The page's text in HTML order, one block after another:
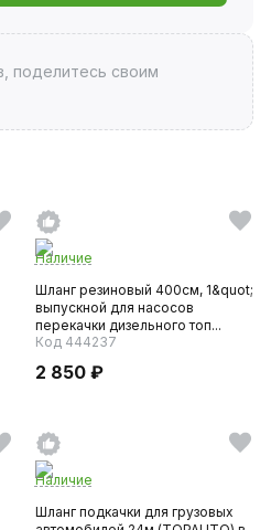
поделитесь своим
Наличие
Шланг резиновый 400см, 1&quot;
выпускной для насосов
перекачки дизельного топ...
Код 444237
2 850 ₽
Наличие
Шланг подкачки для грузовых